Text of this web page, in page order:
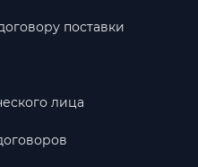
поставки
лица